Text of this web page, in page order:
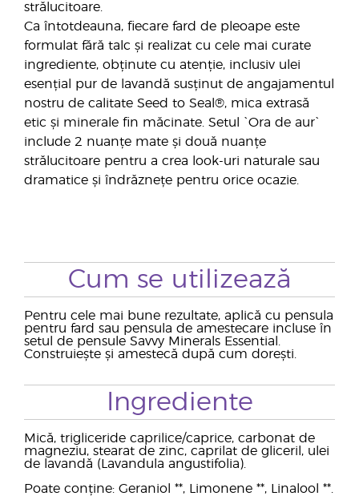
strălucitoare.
Ca întotdeauna, fiecare fard de pleoape este
formulat fără talc și realizat cu cele mai curate
ingrediente, obținute cu atenție, inclusiv ulei
esențial pur de lavandă susținut de angajamentul
nostru de calitate Seed to Seal®, mica extrasă
etic și minerale fin măcinate. Setul `Ora de aur`
include 2 nuanțe mate și două nuanțe
strălucitoare pentru a crea look-uri naturale sau
dramatice și îndrăznețe pentru orice ocazie.
Cum se utilizează
Pentru cele mai bune rezultate, aplică cu pensula
pentru fard sau pensula de amestecare incluse în
setul de pensule Savvy Minerals Essential.
Construiește și amestecă după cum dorești.
Ingrediente
Mică, trigliceride caprilice/caprice, carbonat de
magneziu, stearat de zinc, caprilat de gliceril, ulei
de lavandă (Lavandula angustifolia).
Poate conține: Geraniol **, Limonene **, Linalool **.